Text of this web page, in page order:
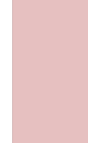
10.
In the
declared
tribunal of
section
the
all the
remain in
11.